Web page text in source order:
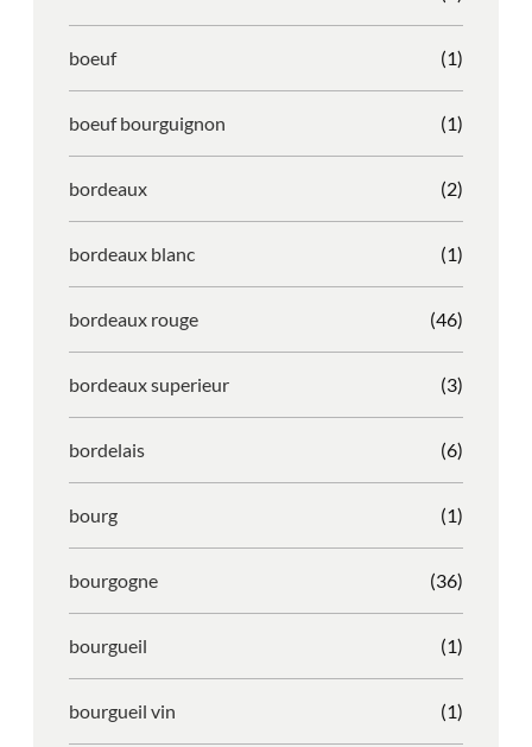
boeuf (1)
boeuf bourguignon (1)
bordeaux (2)
bordeaux blanc (1)
bordeaux rouge (46)
bordeaux superieur (3)
bordelais (6)
bourg (1)
bourgogne (36)
bourgueil (1)
bourgueil vin (1)